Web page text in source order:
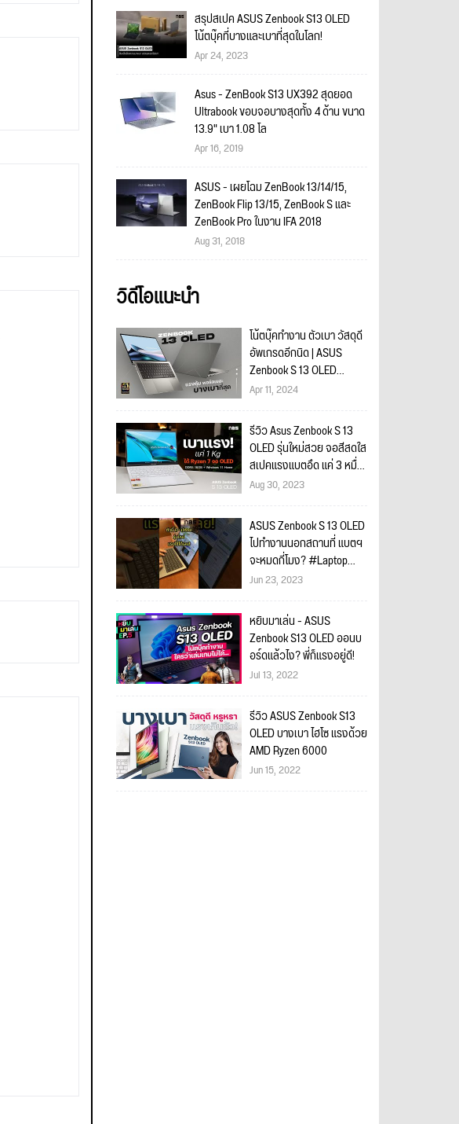
สรุปสเปค ASUS Zenbook S13 OLED
โน้ตบุ๊คที่บางและเบาที่สุดในโลก!
Apr 24, 2023
Asus - ZenBook S13 UX392 สุดยอด
Ultrabook ขอบจอบางสุดทั้ง 4 ด้าน ขนาด
13.9" เบา 1.08 โล
Apr 16, 2019
ASUS - เผยโฉม ZenBook 13/14/15,
ZenBook Flip 13/15, ZenBook S และ
ZenBook Pro ในงาน IFA 2018
Aug 31, 2018
วิดีโอแนะนำ
โน้ตบุ๊คทำงาน ตัวเบา วัสดุดี
อัพเกรดอีกนิด | ASUS
Zenbook S 13 OLED
(2024)
Apr 11, 2024
รีวิว Asus Zenbook S 13
OLED รุ่นใหม่สวย จอสีสดใส
สเปคแรงแบตอึด แค่ 3 หมื่น
กว่า
Aug 30, 2023
ASUS Zenbook S 13 OLED
ไปทำงานนอกสถานที่ แบตฯ
จะหมดกี่โมง? #Laptop
#โน๊ตบุ๊ค #ไอที #Asus
Jun 23, 2023
หยิบมาเล่น - ASUS
Zenbook S13 OLED ออนบ
อร์ดแล้วไง? พี่ก็แรงอยู่ดี!
Jul 13, 2022
รีวิว ASUS Zenbook S13
OLED บางเบา ไฮโซ แรงด้วย
AMD Ryzen 6000
Jun 15, 2022